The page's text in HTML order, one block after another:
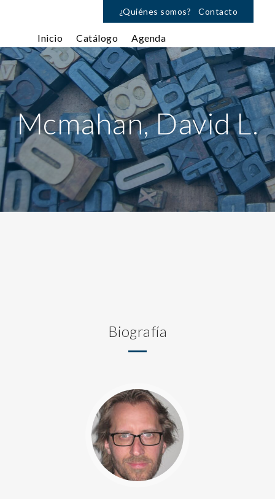
¿Quiénes somos? Contacto
Inicio Catálogo Agenda
Mcmahan, David L.
Biografía